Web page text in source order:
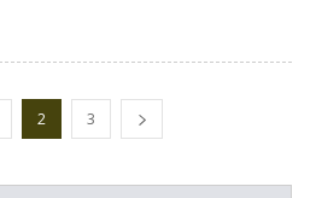
2 3